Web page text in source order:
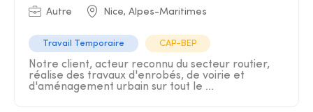
Autre Nice, Alpes-Maritimes
Travail Temporaire CAP-BEP
Notre client, acteur reconnu du secteur routier,
réalise des travaux d'enrobés, de voirie et
d'aménagement urbain sur tout le ...